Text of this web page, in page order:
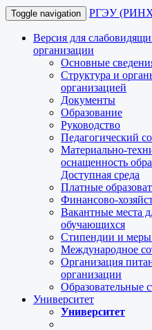
Toggle navigation РГЭУ
Версия для
организации
Основные
Структура и
организацией
Документы
Образование
Руководство
Педагогический
Материально-
оснащенность
Доступная среда
Платные
Финансово-
Вакантные места
обучающихся
Стипендии и
Международное
Организация
организации
Образовательные
Университет
Университет